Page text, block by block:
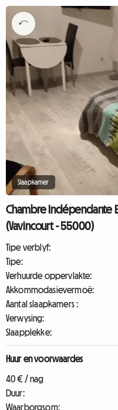
Slaapkamer
Chambre Indépendante
(Vavincourt - 55000)
Tipe verblyf:
Tipe:
Verhuurde oppervlakte:
Akkommodasievermoë:
Aantal slaapkamers :
Verwysing:
Slaapplekke:
Huur en voorwaardes
40 € / nag
Duur:
Waarborgsom: